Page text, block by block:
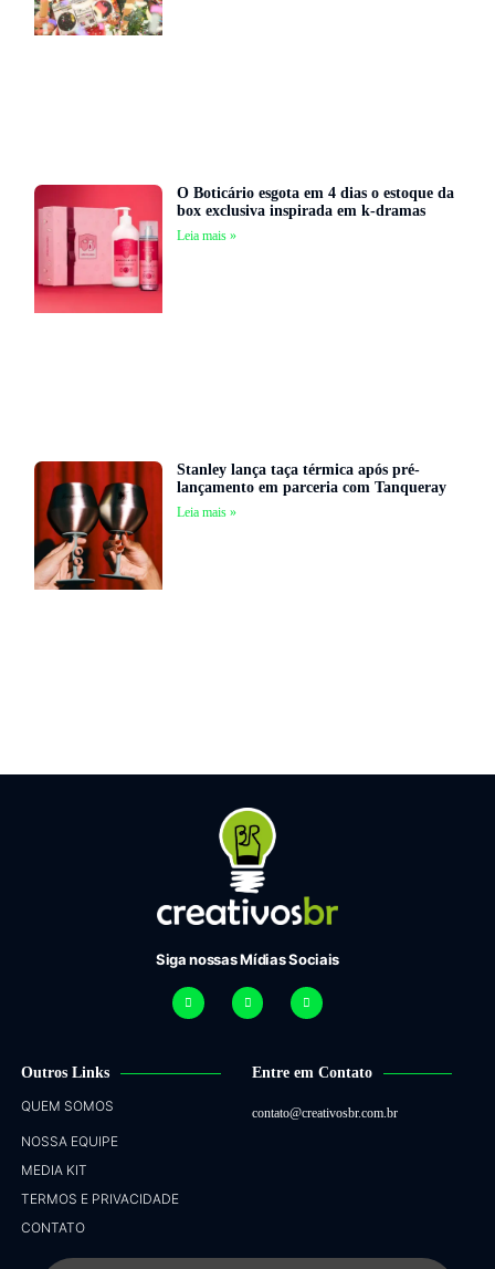
O Boticário esgota em 4 dias o estoque da
box exclusiva inspirada em k-dramas
Leia mais »
Stanley lança taça térmica após pré-
lançamento em parceria com Tanqueray
Leia mais »
Siga nossas Mídias Sociais
Outros Links
QUEM SOMOS
NOSSA EQUIPE
MEDIA KIT
TERMOS E PRIVACIDADE
CONTATO
Entre em Contato
contato@creativosbr.com.br